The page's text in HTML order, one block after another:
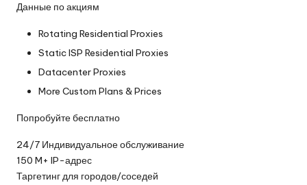
Данные по акциям
Rotating Residential Proxies
Static ISP Residential Proxies
Datacenter Proxies
More Custom Plans & Prices
Попробуйте бесплатно
24/7 Индивидуальное обслуживание
150 M+ IP-адрес
Таргетинг для городов/соседей